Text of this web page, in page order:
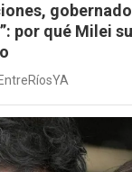
por qué Milei
EntreRíosYA